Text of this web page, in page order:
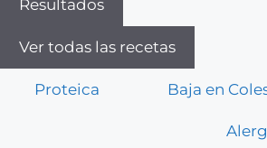
Resultados
Ver todas las recetas
Proteica Baja en